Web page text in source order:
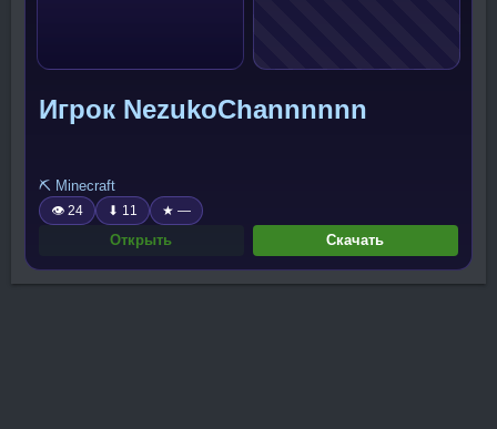
Игрок NezukoChannnnnn
⛏️ Minecraft
👁 24 ⬇ 11 ★ —
Открыть Скачать